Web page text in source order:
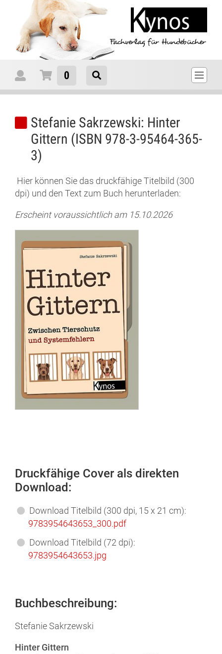
Stefanie Sakrzewski: Hinter
Gittern (ISBN 978-3-95464-365-
3)
Hier können Sie das druckfähige Titelbild (300
dpi) und den Text zum Buch herunterladen:
Erscheint voraussichtlich am 15.10.2026
Druckfähige Cover als direkten
Download:
Download Titelbild (300 dpi, 15 x 21 cm):
9783954643653_300.pdf
Download Titelbild (72 dpi):
9783954643653.jpg
Buchbeschreibung:
Stefanie Sakrzewski
Hinter Gittern
0